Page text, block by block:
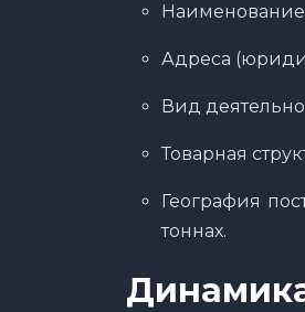
Адреса
Вид
Товарная
География
тоннах.